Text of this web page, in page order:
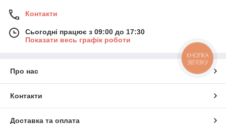
Контакти
Сьогодні працює з 09:00 до 17:30
Показати весь графік роботи
Про нас
Контакти
Доставка та оплата
КНОПКА
ЗВ'ЯЗКУ